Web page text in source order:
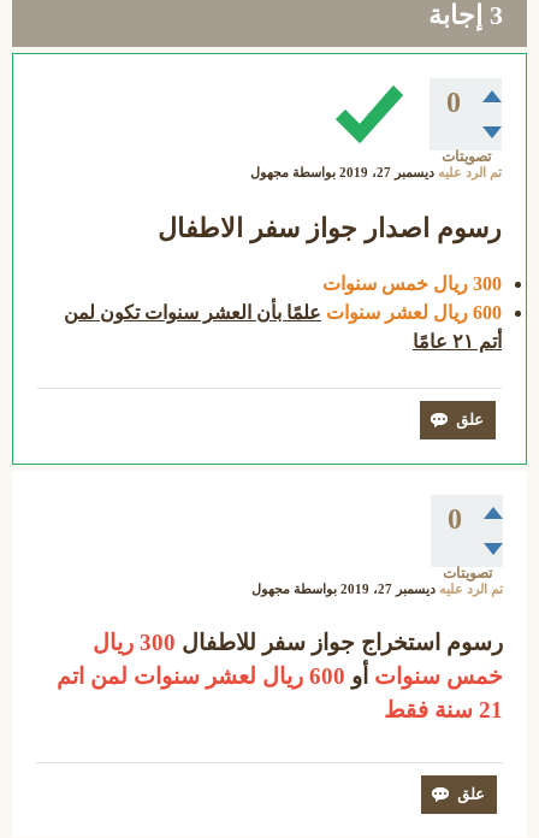
3 إجابة
0
تصويتات
تم الرد عليه ديسمبر 27، 2019 بواسطة مجهول
رسوم اصدار جواز سفر الاطفال
300 ريال خمس سنوات
600 ريال لعشر سنوات
علمًا بأن العشر سنوات تكون لمن
أتم ٢١ عامًا
0
تصويتات
تم الرد عليه ديسمبر 27، 2019 بواسطة مجهول
رسوم استخراج جواز سفر للاطفال
300 ريال
خمس سنوات أو
600 ريال لعشر سنوات لمن اتم
21 سنة فقط